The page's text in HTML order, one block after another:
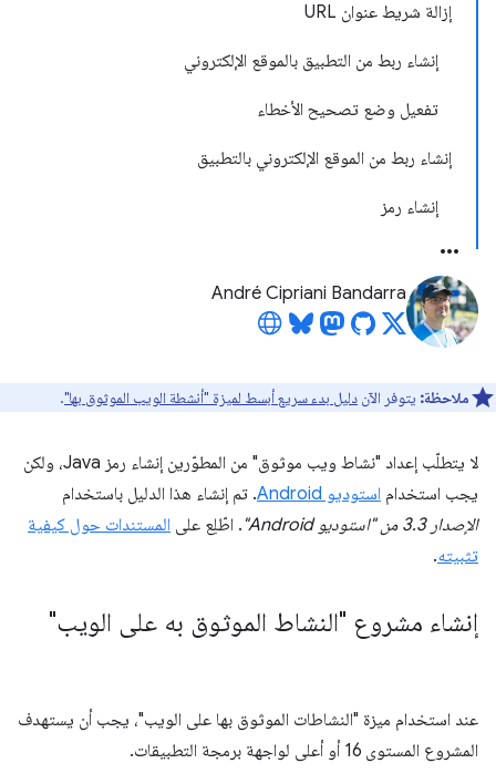
إزالة شريط عنوان URL
إنشاء ربط من التطبيق بالموقع الإلكتروني
تفعيل وضع تصحيح الأخطاء
إنشاء ربط من الموقع الإلكتروني بالتطبيق
إنشاء رمز
André Cipriani Bandarra
ملاحظة: يتوفر الآن دليل بدء سريع أبسط لميزة "أنشطة الويب الموثوق بها".
لا يتطلّب إعداد "نشاط ويب موثوق" من المطوّرين إنشاء رمز Java، ولكن
يجب استخدام استوديو Android
. تم إنشاء هذا الدليل باستخدام
الإصدار 3.3 من "استوديو Android"
. اطّلِع على المستندات حول كيفية
تثبيته.
إنشاء مشروع "النشاط الموثوق به على الويب"
عند استخدام ميزة "النشاطات الموثوق بها على الويب"، يجب أن يستهدف
المشروع المستوى 16 أو أعلى لواجهة برمجة التطبيقات.